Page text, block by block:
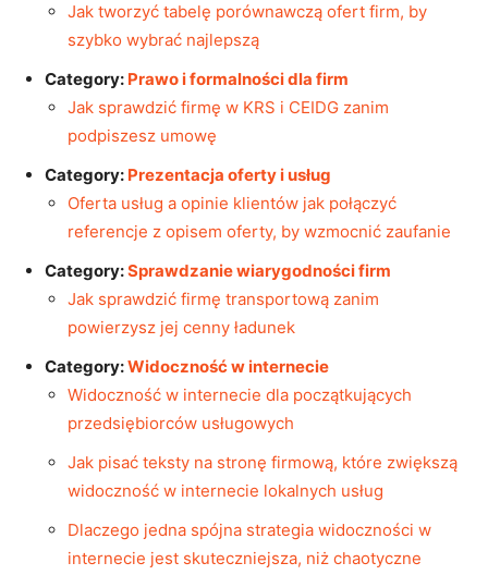
Jak tworzyć tabelę porównawczą ofert firm, by
szybko wybrać najlepszą
Category: Prawo i formalności dla firm
Jak sprawdzić firmę w KRS i CEIDG zanim
podpiszesz umowę
Category: Prezentacja oferty i usług
Oferta usług a opinie klientów jak połączyć
referencje z opisem oferty, by wzmocnić zaufanie
Category:Sprawdzanie wiarygodności firm
Jak sprawdzić firmę transportową zanim
powierzysz jej cenny ładunek
Category:Widoczność w internecie
Widoczność w internecie dla początkujących
przedsiębiorców usługowych
Jak pisać teksty na stronę firmową, które zwiększą
widoczność w internecie lokalnych usług
Dlaczego jedna spójna strategia widoczności w
internecie jest skuteczniejsza, niż chaotyczne